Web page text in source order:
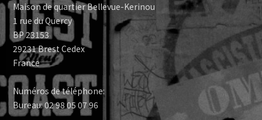
Maison de quartier Bellevue-Kerinou
1 rue du Quercy
BP 23153
29231 Brest Cedex
France
Numéros de téléphone:
Bureau: 02 98 05 07 96